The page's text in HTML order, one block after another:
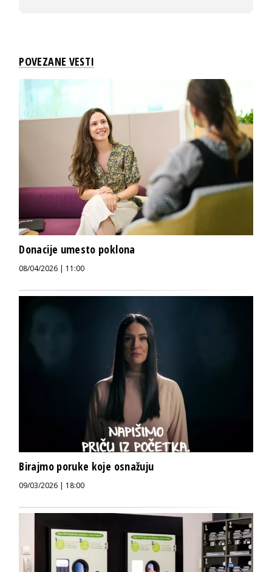
POVEZANE VESTI
Donacije umesto poklona
08/04/2026 | 11:00
Birajmo poruke koje osnažuju
09/03/2026 | 18:00